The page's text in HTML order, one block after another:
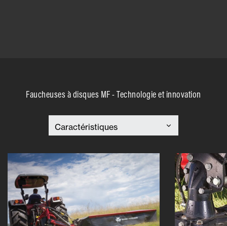
Faucheuses à disques MF - Technologie et innovation